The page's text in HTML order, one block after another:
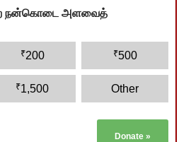
நன்கொடை அளவைத்
₹200 ₹500
₹1,500 Other
Donate »